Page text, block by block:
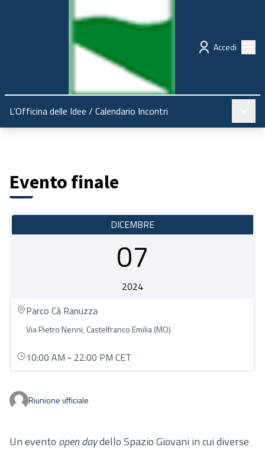
Regione Emilia-Romagna Partecipazione
Accedi
L’Officina delle Idee / Calendario Incontri
Evento finale
DICEMBRE
07
2024
Parco Cà Ranuzza
Via Pietro Nenni, Castelfranco Emilia (MO)
10:00 AM - 22:00 PM CET
Riunione ufficiale
Un evento open daydello Spazio Giovani in cui diverse